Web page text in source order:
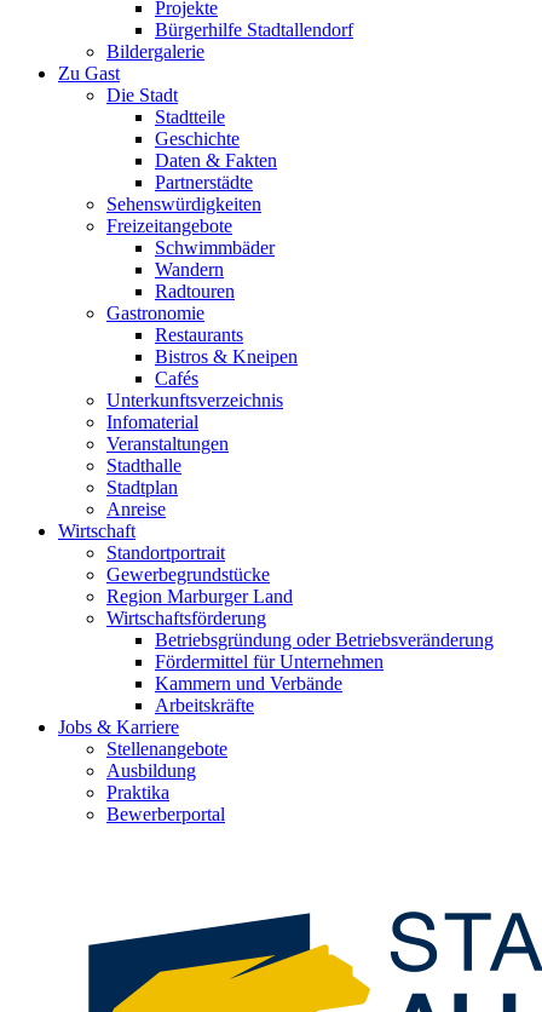
Projekte
Bürgerhilfe Stadtallendorf
Bildergalerie
Zu Gast
Die Stadt
Stadtteile
Geschichte
Daten & Fakten
Partnerstädte
Sehenswürdigkeiten
Freizeitangebote
Schwimmbäder
Wandern
Radtouren
Gastronomie
Restaurants
Bistros & Kneipen
Cafés
Unterkunftsverzeichnis
Infomaterial
Veranstaltungen
Stadthalle
Stadtplan
Anreise
Wirtschaft
Standortportrait
Gewerbegrundstücke
Region Marburger Land
Wirtschaftsförderung
Betriebsgründung oder Betriebsveränderung
Fördermittel für Unternehmen
Kammern und Verbände
Arbeitskräfte
Jobs & Karriere
Stellenangebote
Ausbildung
Praktika
Bewerberportal